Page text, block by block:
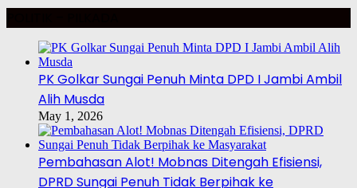
PK Golkar Sungai Penuh Minta DPD I Jambi Ambil
Alih Musda
May 1, 2026
Pembahasan Alot! Mobnas Ditengah Efisiensi,
DPRD Sungai Penuh Tidak Berpihak ke